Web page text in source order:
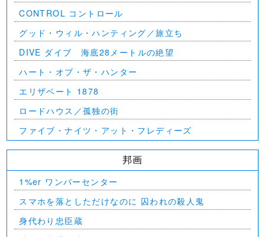
CONTROL コントロール
グッド・ウィル・ハンティング／旅立ち
DIVE ダイブ 海底28メートルの絶望
ハート・オブ・ザ・ハンター
エリザベート 1878
ロードハウス／孤独の街
ファイブ・ナイツ・アット・フレディーズ
邦画
1%er ワンパーセンター
スマホを落としただけなのに 囚われの殺人鬼
身代わり忠臣蔵